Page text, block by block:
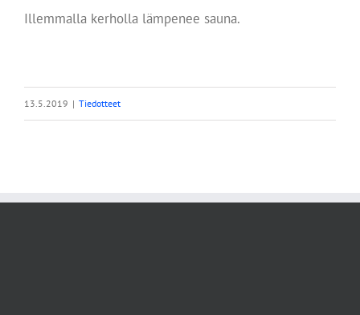
Illemmalla kerholla lämpenee sauna.
13.5.2019 | Tiedotteet